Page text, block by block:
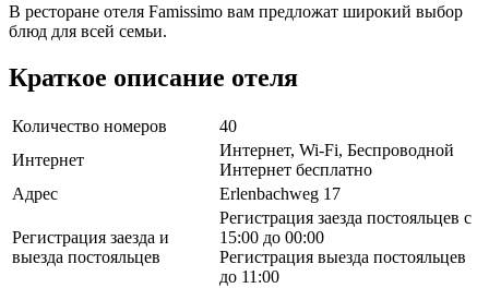
В ресторане отеля Famissimo вам предложат широкий выбор
блюд для всей семьи.
Краткое описание отеля
Количество номеров
40
Интернет
Интернет, Wi-Fi, Беспроводной
Интернет бесплатно
Адрес
Erlenbachweg 17
Регистрация заезда и
выезда постояльцев
Регистрация заезда постояльцев с
15:00 до 00:00
Регистрация выезда постояльцев
до 11:00